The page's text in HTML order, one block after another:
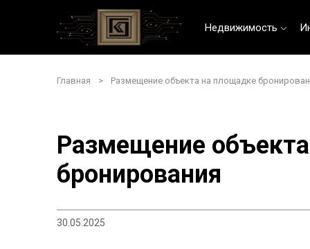
Недвижимость
Главная > Размещение объекта на площадке
Размещение
бронирования
30.05.2025